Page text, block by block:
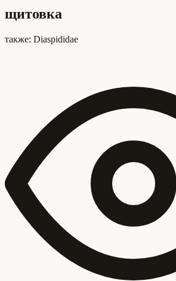
щитовка
также: Diaspididae